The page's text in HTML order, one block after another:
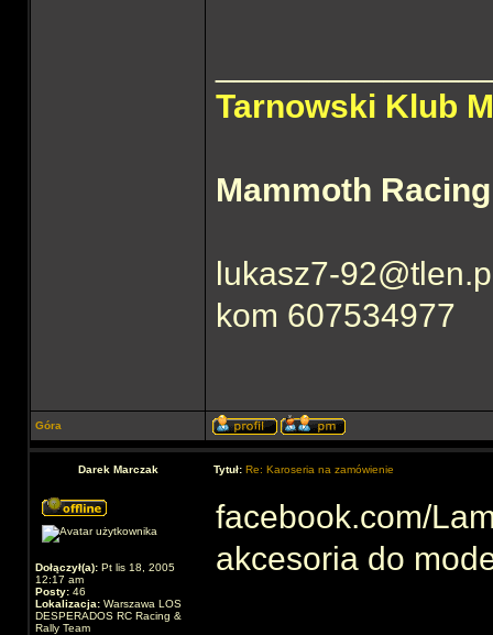
Tarnowski Klub
Mammoth
lukasz7-
kom 607534977
Góra
Darek Marczak Tytuł: Re: Karoseria na zamówienie
Dołączył(a): Pt lis 18, 2005
12:17 am
Posty: 46
Lokalizacja: Warszawa LOS
DESPERADOS RC Racing &
Rally Team
facebook.com/
akcesoria do